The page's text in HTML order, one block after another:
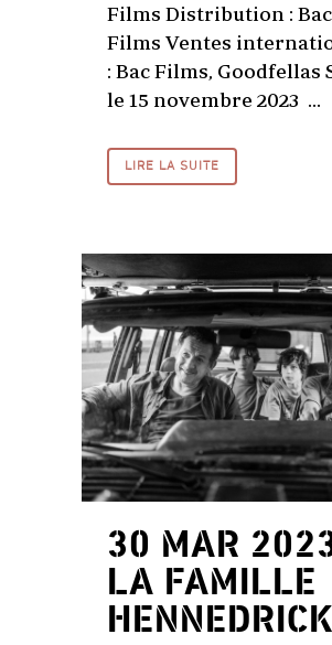
Films Distribution : Bac
Films Ventes
: Bac Films, Goodfellas
le 15 novembre 2023 ...
LIRE LA SUITE
30 MAR
LA FAMILLE